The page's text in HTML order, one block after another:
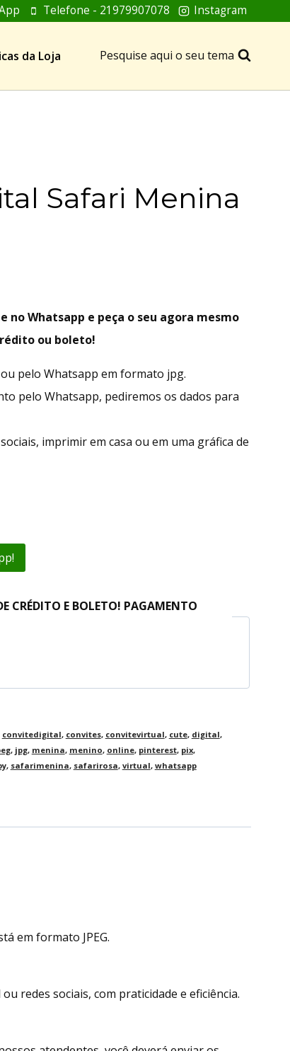
Telefone - 21979907078 Instagram
da Loja Pesquise aqui o seu tema
Safari Menina
no Whatsapp e peça o seu agora mesmo
ou boleto!
pelo Whatsapp em formato jpg.
pelo Whatsapp, pediremos os dados para
imprimir em casa ou em uma gráfica de
CRÉDITO E BOLETO! PAGAMENTO
convitedigital, convites, convitevirtual, cute, digital,
, jpg, menina, menino, online, pinterest, pix,
, safarimenina, safarirosa, virtual, whatsapp
em formato JPEG.
redes sociais, com praticidade e eficiência.